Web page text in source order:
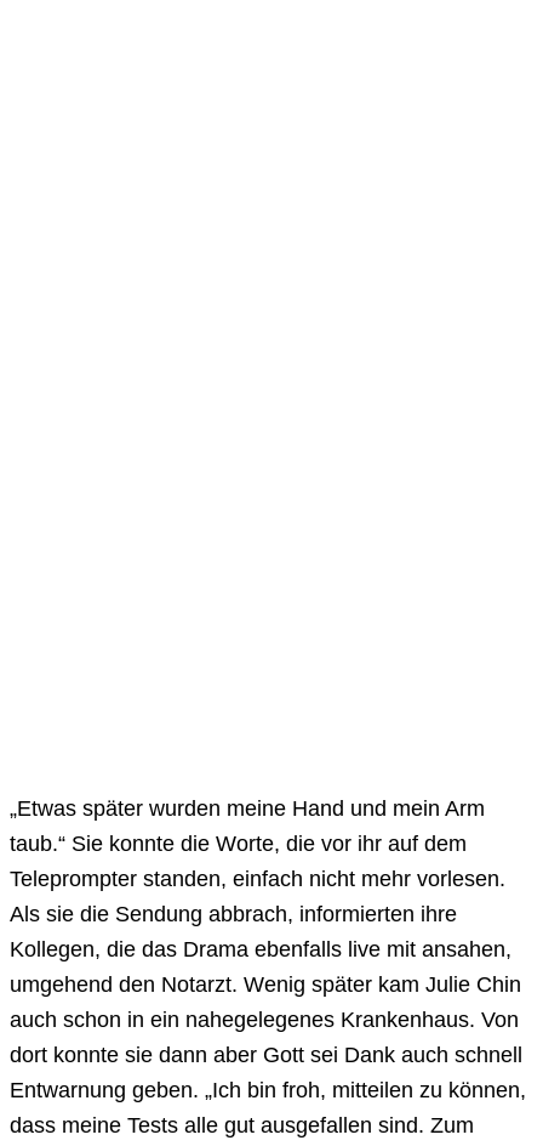
„Etwas später wurden meine Hand und mein Arm
taub.“ Sie konnte die Worte, die vor ihr auf dem
Teleprompter standen, einfach nicht mehr vorlesen.
Als sie die Sendung abbrach, informierten ihre
Kollegen, die das Drama ebenfalls live mit ansahen,
umgehend den Notarzt. Wenig später kam Julie Chin
auch schon in ein nahegelegenes Krankenhaus. Von
dort konnte sie dann aber Gott sei Dank auch schnell
Entwarnung geben. „Ich bin froh, mitteilen zu können,
dass meine Tests alle gut ausgefallen sind. Zum